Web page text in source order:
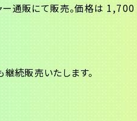
ー通販にて販売。価格は
続販売いたします。